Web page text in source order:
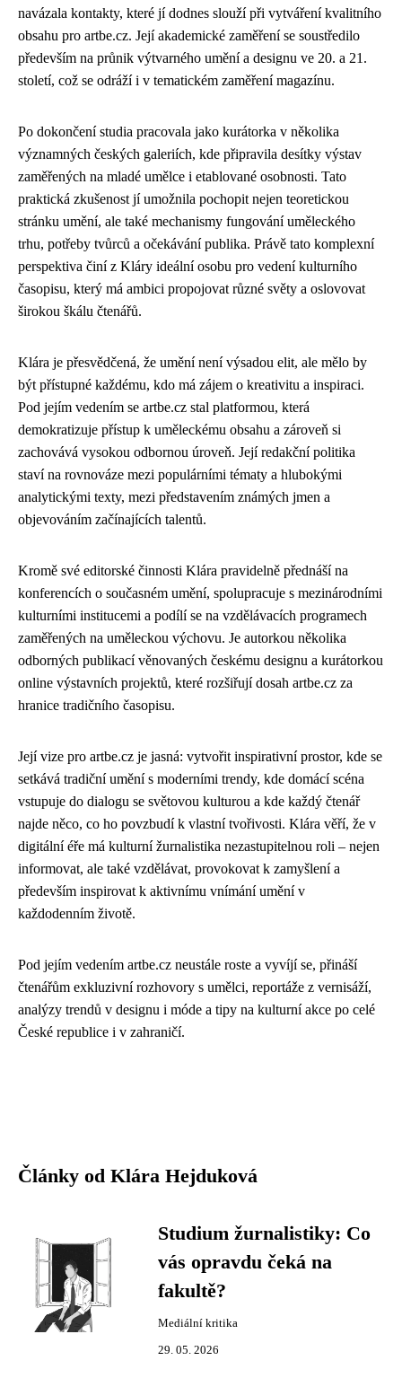
navázala kontakty, které jí dodnes slouží při vytváření kvalitního
obsahu pro artbe.cz. Její akademické zaměření se soustředilo
především na průnik výtvarného umění a designu ve 20. a 21.
století, což se odráží i v tematickém zaměření magazínu.
Po dokončení studia pracovala jako kurátorka v několika
významných českých galeriích, kde připravila desítky výstav
zaměřených na mladé umělce i etablované osobnosti. Tato
praktická zkušenost jí umožnila pochopit nejen teoretickou
stránku umění, ale také mechanismy fungování uměleckého
trhu, potřeby tvůrců a očekávání publika. Právě tato komplexní
perspektiva činí z Kláry ideální osobu pro vedení kulturního
časopisu, který má ambici propojovat různé světy a oslovovat
širokou škálu čtenářů.
Klára je přesvědčená, že umění není výsadou elit, ale mělo by
být přístupné každému, kdo má zájem o kreativitu a inspiraci.
Pod jejím vedením se artbe.cz stal platformou, která
demokratizuje přístup k uměleckému obsahu a zároveň si
zachovává vysokou odbornou úroveň. Její redakční politika
staví na rovnováze mezi populárními tématy a hlubokými
analytickými texty, mezi představením známých jmen a
objevováním začínajících talentů.
Kromě své editorské činnosti Klára pravidelně přednáší na
konferencích o současném umění, spolupracuje s mezinárodními
kulturními institucemi a podílí se na vzdělávacích programech
zaměřených na uměleckou výchovu. Je autorkou několika
odborných publikací věnovaných českému designu a kurátorkou
online výstavních projektů, které rozšiřují dosah artbe.cz za
hranice tradičního časopisu.
Její vize pro artbe.cz je jasná: vytvořit inspirativní prostor, kde se
setkává tradiční umění s moderními trendy, kde domácí scéna
vstupuje do dialogu se světovou kulturou a kde každý čtenář
najde něco, co ho povzbudí k vlastní tvořivosti. Klára věří, že v
digitální éře má kulturní žurnalistika nezastupitelnou roli – nejen
informovat, ale také vzdělávat, provokovat k zamyšlení a
především inspirovat k aktivnímu vnímání umění v
každodenním životě.
Pod jejím vedením artbe.cz neustále roste a vyvíjí se, přináší
čtenářům exkluzivní rozhovory s umělci, reportáže z vernisáží,
analýzy trendů v designu i móde a tipy na kulturní akce po celé
České republice i v zahraničí.
Články od Klára Hejduková
Studium žurnalistiky: Co
vás opravdu čeká na
fakultě?
Mediální kritika
29. 05. 2026